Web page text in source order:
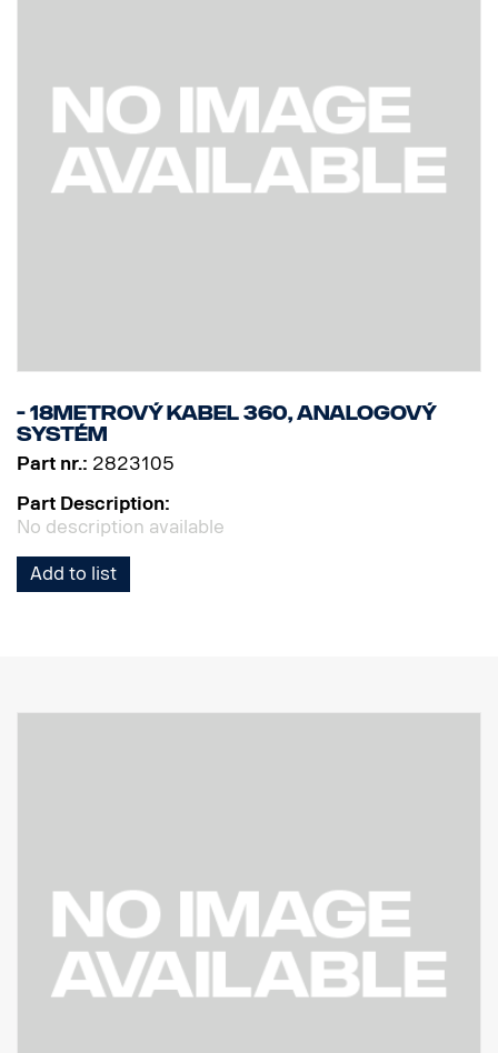
- 18metrový kabel 360, analogový
systém
Part nr.: 2823105
Part Description:
No description available
Add to list